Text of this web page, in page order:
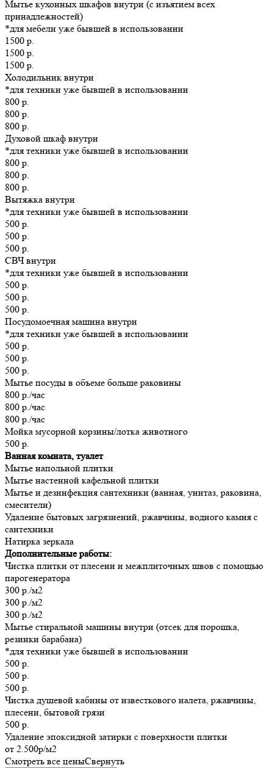
Мытье кухонных шкафов внутри (с изъятием всех
принадлежностей)
*для мебели уже бывшей в использовании
1500 р.
1500 р.
1500 р.
Холодильник внутри
*для техники уже бывшей в использовании
800 р.
800 р.
800 р.
Духовой шкаф внутри
*для техники уже бывшей в использовании
800 р.
800 р.
800 р.
Вытяжка внутри
*для техники уже бывшей в использовании
500 р.
500 р.
500 р.
СВЧ внутри
*для техники уже бывшей в использовании
500 р.
500 р.
500 р.
Посудомоечная машина внутри
*для техники уже бывшей в использовании
500 р.
500 р.
500 р.
Мытье посуды в объеме больше раковины
800 р./час
800 р./час
800 р./час
Мойка мусорной корзины/лотка животного
500 р.
Ванная комната, туалет
Мытье напольной плитки
Мытье настенной кафельной плитки
Мытье и дезинфекция сантехники (ванная, унитаз, раковина,
смесители)
Удаление бытовых загрязнений, ржавчины, водного камня с
сантехники
Натирка зеркала
Дополнительные работы:
Чистка плитки от плесени и межплиточных швов с помощью
парогенератора
300 р./м2
300 р./м2
300 р./м2
Мытье стиральной машины внутри (отсек для порошка,
резинки барабана)
*для техники уже бывшей в использовании
500 р.
500 р.
500 р.
Чистка душевой кабины от известкового налета, ржавчины,
плесени, бытовой грязи
500 р.
Удаление эпоксидной затирки с поверхности плитки
от 2.500р/м2
Смотреть все ценыСвернуть